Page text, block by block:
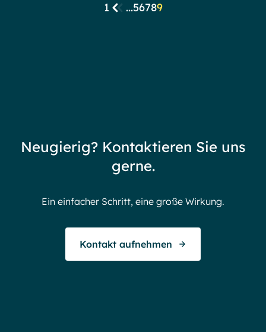
1 ...56789
Neugierig? Kontaktieren Sie uns
gerne.
Ein einfacher Schritt, eine große Wirkung.
Kontakt aufnehmen